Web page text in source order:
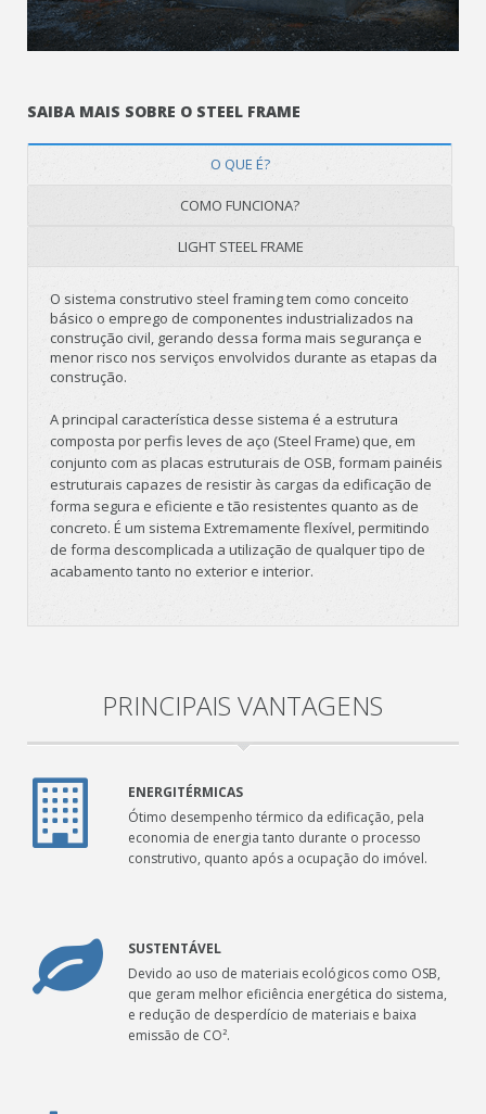
SAIBA MAIS SOBRE O STEEL FRAME
O QUE É?
COMO FUNCIONA?
LIGHT STEEL FRAME
O sistema construtivo steel framing tem como conceito
básico o emprego de componentes industrializados na
construção civil, gerando dessa forma mais segurança e
menor risco nos serviços envolvidos durante as etapas da
construção.
A principal característica desse sistema é a estrutura
composta por perfis leves de aço (Steel Frame) que, em
conjunto com as placas estruturais de OSB, formam painéis
estruturais capazes de resistir às cargas da edificação de
forma segura e eficiente e tão resistentes quanto as de
concreto. É um sistema Extremamente flexível, permitindo
de forma descomplicada a utilização de qualquer tipo de
acabamento tanto no exterior e interior.
PRINCIPAIS VANTAGENS
ENERGITÉRMICAS
Ótimo desempenho térmico da edificação, pela
economia de energia tanto durante o processo
construtivo, quanto após a ocupação do imóvel.
SUSTENTÁVEL
Devido ao uso de materiais ecológicos como OSB,
que geram melhor eficiência energética do sistema,
e redução de desperdício de materiais e baixa
emissão de CO².